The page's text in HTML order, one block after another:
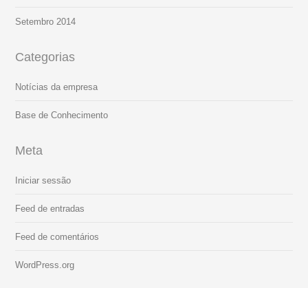
Setembro 2014
Categorias
Notícias da empresa
Base de Conhecimento
Meta
Iniciar sessão
Feed de entradas
Feed de comentários
WordPress.org